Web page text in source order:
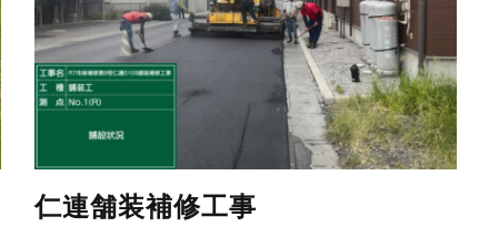
仁連舗装補修工事